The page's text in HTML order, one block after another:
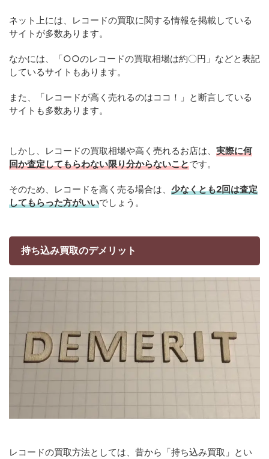
ネット上には、レコードの買取に関する情報を掲載している
サイトが多数あります。
なかには、「○○のレコードの買取相場は約〇円」などと表記
しているサイトもあります。
また、「レコードが高く売れるのはココ！」と断言している
サイトも多数あります。
しかし、レコードの買取相場や高く売れるお店は、 実際に何
回か査定してもらわない限り分からないことです。
そのため、レコードを高く売る場合は、 少なくとも2回は査定
してもらった方がいいでしょう。
持ち込み買取のデメリット
レコードの買取方法としては、昔から「持ち込み買取」とい